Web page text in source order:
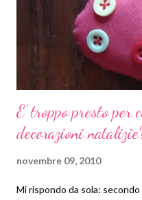
E' troppo presto per
decorazioni
novembre 09, 2010
Mi rispondo da sola: